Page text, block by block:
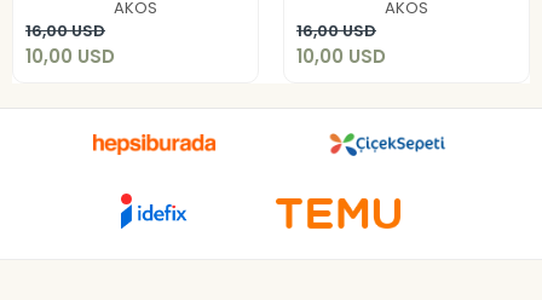
AKOS
16,00 USD
10,00 USD
Add to cart
AKOS
16,00 USD
10,00 USD
Add to cart